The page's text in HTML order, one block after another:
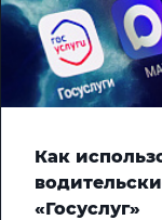
Как
«Госуслуг»